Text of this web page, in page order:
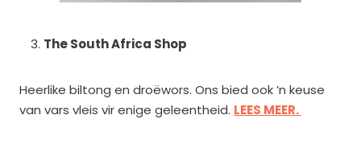
The South Africa Shop
Heerlike biltong en droëwors. Ons bied ook ’n keuse
van vars vleis vir enige geleentheid. LEES MEER.